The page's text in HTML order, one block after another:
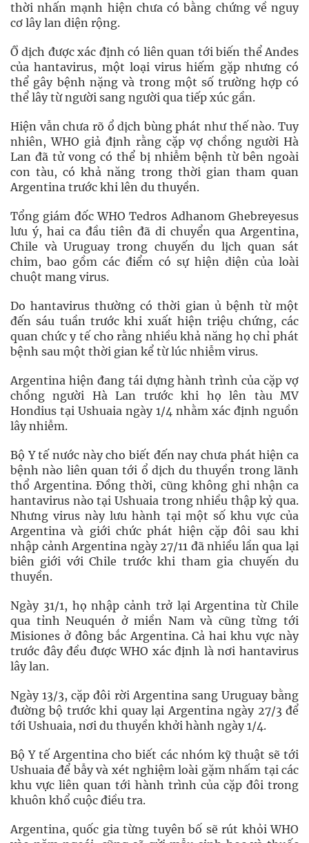
thời nhấn mạnh hiện chưa có bằng chứng về nguy
cơ lây lan diện rộng.
Ổ dịch được xác định có liên quan tới biến thể Andes
của hantavirus, một loại virus hiếm gặp nhưng có
thể gây bệnh nặng và trong một số trường hợp có
thể lây từ người sang người qua tiếp xúc gần.
Hiện vẫn chưa rõ ổ dịch bùng phát như thế nào. Tuy
nhiên, WHO giả định rằng cặp vợ chồng người Hà
Lan đã tử vong có thể bị nhiễm bệnh từ bên ngoài
con tàu, có khả năng trong thời gian tham quan
Argentina trước khi lên du thuyền.
Tổng giám đốc WHO Tedros Adhanom Ghebreyesus
lưu ý, hai ca đầu tiên đã di chuyển qua Argentina,
Chile và Uruguay trong chuyến du lịch quan sát
chim, bao gồm các điểm có sự hiện diện của loài
chuột mang virus.
Do hantavirus thường có thời gian ủ bệnh từ một
đến sáu tuần trước khi xuất hiện triệu chứng, các
quan chức y tế cho rằng nhiều khả năng họ chỉ phát
bệnh sau một thời gian kể từ lúc nhiễm virus.
Argentina hiện đang tái dựng hành trình của cặp vợ
chồng người Hà Lan trước khi họ lên tàu MV
Hondius tại Ushuaia ngày 1/4 nhằm xác định nguồn
lây nhiễm.
Bộ Y tế nước này cho biết đến nay chưa phát hiện ca
bệnh nào liên quan tới ổ dịch du thuyền trong lãnh
thổ Argentina. Đồng thời, cũng không ghi nhận ca
hantavirus nào tại Ushuaia trong nhiều thập kỷ qua.
Nhưng virus này lưu hành tại một số khu vực của
Argentina và giới chức phát hiện cặp đôi sau khi
nhập cảnh Argentina ngày 27/11 đã nhiều lần qua lại
biên giới với Chile trước khi tham gia chuyến du
thuyền.
Ngày 31/1, họ nhập cảnh trở lại Argentina từ Chile
qua tỉnh Neuquén ở miền Nam và cũng từng tới
Misiones ở đông bắc Argentina. Cả hai khu vực này
trước đây đều được WHO xác định là nơi hantavirus
lây lan.
Ngày 13/3, cặp đôi rời Argentina sang Uruguay bằng
đường bộ trước khi quay lại Argentina ngày 27/3 để
tới Ushuaia, nơi du thuyền khởi hành ngày 1/4.
Bộ Y tế Argentina cho biết các nhóm kỹ thuật sẽ tới
Ushuaia để bẫy và xét nghiệm loài gặm nhấm tại các
khu vực liên quan tới hành trình của cặp đôi trong
khuôn khổ cuộc điều tra.
Argentina, quốc gia từng tuyên bố sẽ rút khỏi WHO